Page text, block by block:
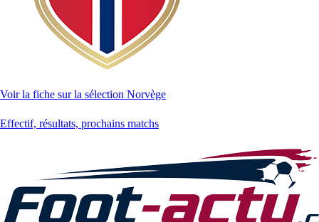
Voir la fiche sur la sélection Norvège
Effectif, résultats, prochains matchs